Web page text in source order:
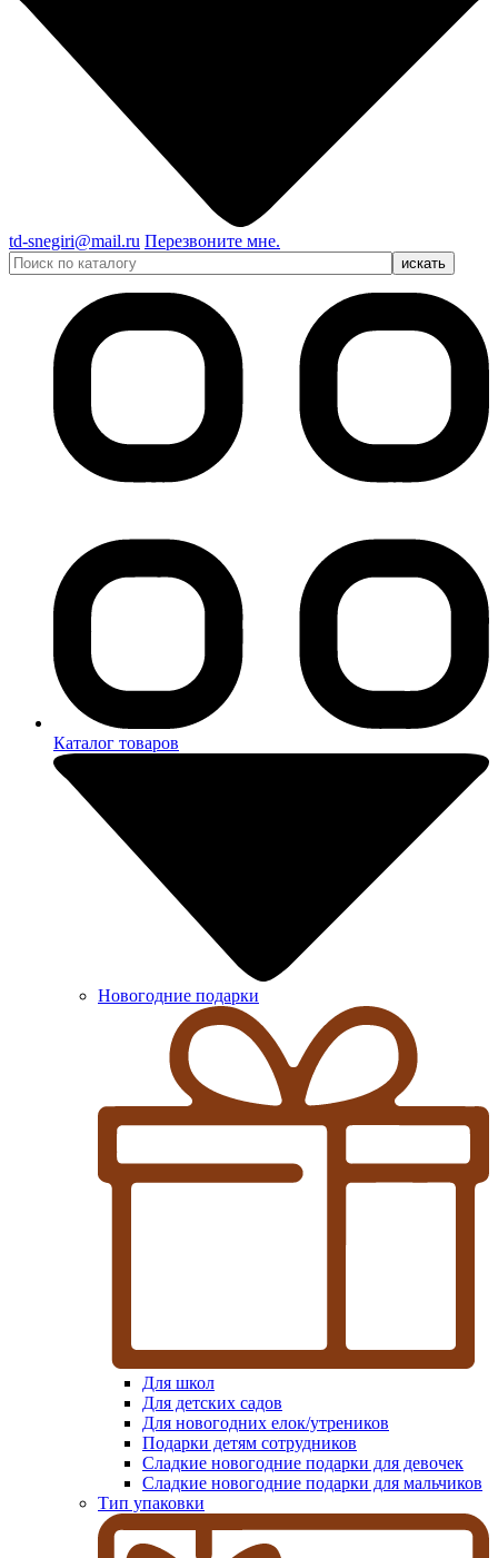
td-snegiri@mail.ru Перезвоните мне.
Каталог товаров
Новогодние подарки
Для школ
Для детских садов
Для новогодних елок/утреников
Подарки детям сотрудников
Сладкие новогодние подарки для девочек
Сладкие новогодние подарки для мальчиков
Тип упаковки